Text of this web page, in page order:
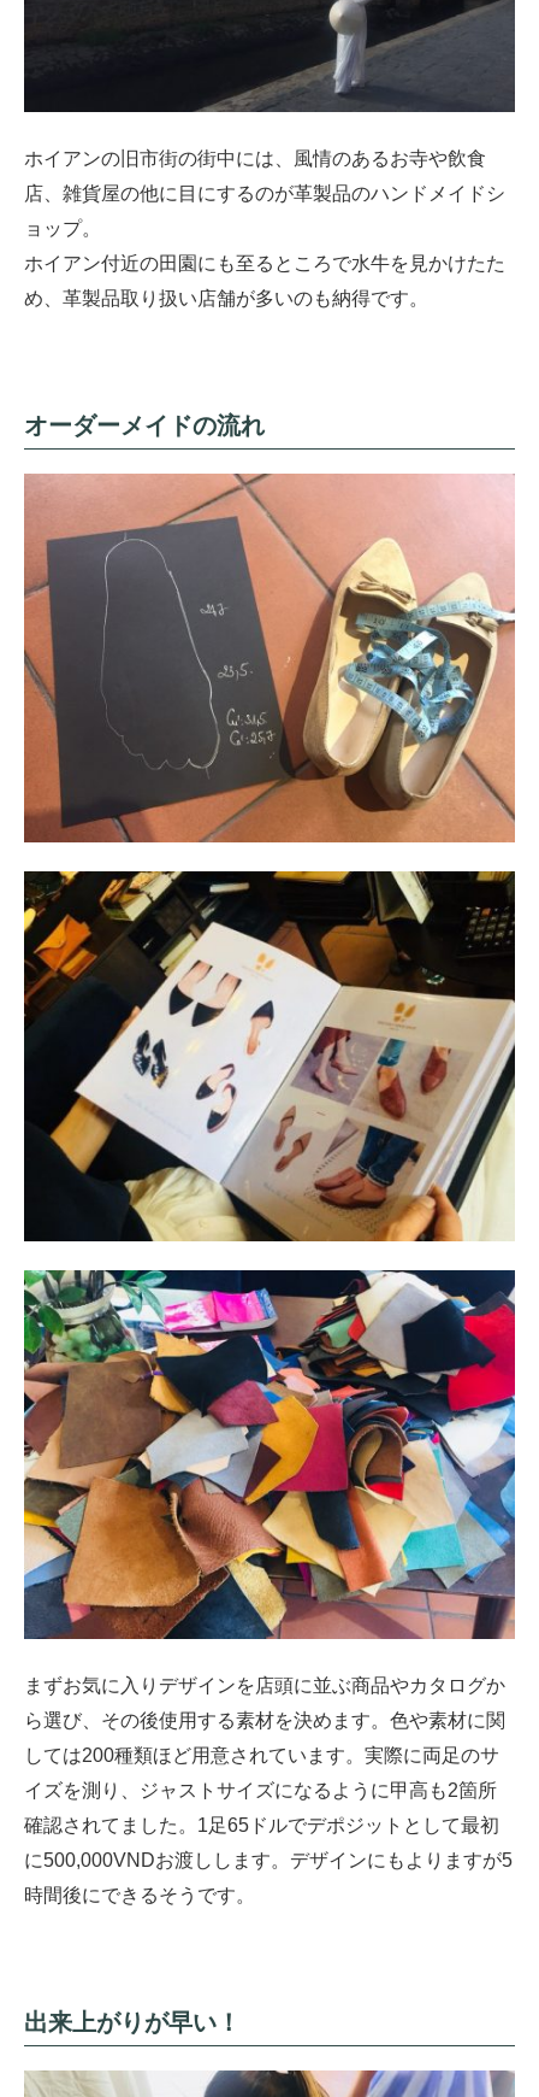
ホイアンの旧市街の街中には、風情のあるお寺や飲食
店、雑貨屋の他に目にするのが革製品のハンドメイドシ
ョップ。
ホイアン付近の田園にも至るところで水牛を見かけたた
め、革製品取り扱い店舗が多いのも納得です。
オーダーメイドの流れ
まずお気に入りデザインを店頭に並ぶ商品やカタログか
ら選び、その後使用する素材を決めます。色や素材に関
しては200種類ほど用意されています。実際に両足のサ
イズを測り、ジャストサイズになるように甲高も2箇所
確認されてました。1足65ドルでデポジットとして最初
に500,000VNDお渡しします。デザインにもよりますが5
時間後にできるそうです。
出来上がりが早い！